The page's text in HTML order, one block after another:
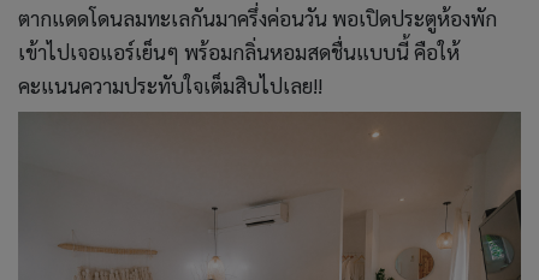
ตากแดดโดนลมทะเลกันมาครึ่งค่อนวัน พอเปิดประตูห้องพัก
เข้าไปเจอแอร์เย็นๆ พร้อมกลิ่นหอมสดชื่นแบบนี้ คือให้
คะแนนความประทับใจเต็มสิบไปเลย!!